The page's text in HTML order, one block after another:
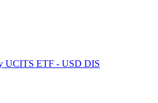
UCITS ETF - USD DIS